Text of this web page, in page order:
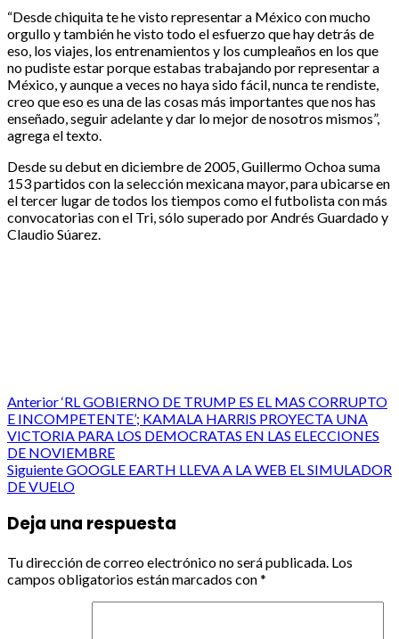
“Desde chiquita te he visto representar a México con mucho
orgullo y también he visto todo el esfuerzo que hay detrás de
eso, los viajes, los entrenamientos y los cumpleaños en los que
no pudiste estar porque estabas trabajando por representar a
México, y aunque a veces no haya sido fácil, nunca te rendiste,
creo que eso es una de las cosas más importantes que nos has
enseñado, seguir adelante y dar lo mejor de nosotros mismos”,
agrega el texto.
Desde su debut en diciembre de 2005, Guillermo Ochoa suma
153 partidos con la selección mexicana mayor, para ubicarse en
el tercer lugar de todos los tiempos como el futbolista con más
convocatorias con el Tri, sólo superado por Andrés Guardado y
Claudio Súarez.
Post
navigation
Anterior‘RL GOBIERNO DE TRUMP ES EL MAS CORRUPTO
E INCOMPETENTE’; KAMALA HARRIS PROYECTA UNA
VICTORIA PARA LOS DEMOCRATAS EN LAS ELECCIONES
DE NOVIEMBRE
SiguienteGOOGLE EARTH LLEVA A LA WEB EL SIMULADOR
DE VUELO
Deja una respuesta
Tu dirección de correo electrónico no será publicada. Los
campos obligatorios están marcados con*